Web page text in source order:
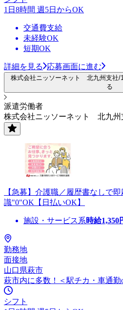
1日8時間 週5日からOK
交通費支給
未経験OK
短期OK
詳細を見る 応募画面に進む
株式会社ニッソーネット 北九州支社/
る
派遣労働者
株式会社ニッソーネット 北九州
【急募】介護職／履歴書なしで
識"0"OK【日払いOK】
施設・サービス系時給1,350
勤務地
面接地
山口県萩市
萩市内に多数！＜駅チカ・車通勤
シフト